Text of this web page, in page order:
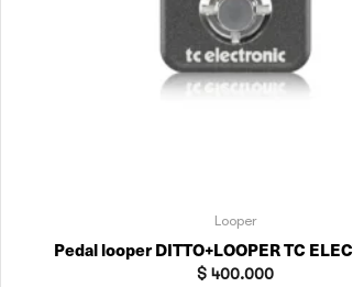
Looper
Pedal looper DITTO+LOOPER TC
$ 400.000